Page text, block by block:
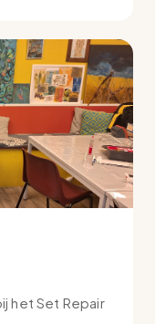
het Set Repair